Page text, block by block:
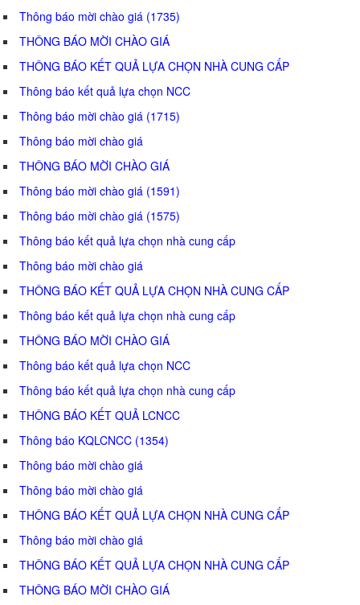
Thông báo mời chào giá (1735)
THÔNG BÁO MỜI CHÀO GIÁ
THÔNG BÁO KẾT QUẢ LỰA CHỌN NHÀ CUNG CẤP
Thông báo kết quả lựa chọn NCC
Thông báo mời chào giá (1715)
Thông báo mời chào giá
THÔNG BÁO MỜI CHÀO GIÁ
Thông báo mời chào giá (1591)
Thông báo mời chào giá (1575)
Thông báo kết quả lựa chọn nhà cung cấp
Thông báo mời chào giá
THÔNG BÁO KẾT QUẢ LỰA CHỌN NHÀ CUNG CẤP
Thông báo kết quả lựa chọn nhà cung cấp
THÔNG BÁO MỜI CHÀO GIÁ
Thông báo kết quả lựa chọn NCC
Thông báo kết quả lựa chọn nhà cung cấp
THÔNG BÁO KẾT QUẢ LCNCC
Thông báo KQLCNCC (1354)
Thông báo mời chào giá
Thông báo mời chào giá
THÔNG BÁO KẾT QUẢ LỰA CHỌN NHÀ CUNG CẤP
Thông báo mời chào giá
THÔNG BÁO KẾT QUẢ LỰA CHỌN NHÀ CUNG CẤP
THÔNG BÁO MỜI CHÀO GIÁ